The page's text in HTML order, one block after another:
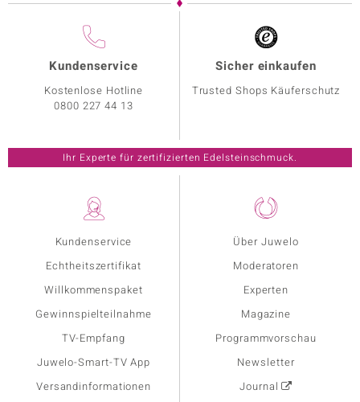
Kundenservice
Echtheitszertifikat
Willkommenspaket
Gewinnspielteilnahme
TV-Empfang
Juwelo-Smart-TV App
Versandinformationen
Über Juwelo
Moderatoren
Experten
Magazine
Programmvorschau
Newsletter
Journal
Kundenservice
Kostenlose Hotline
0800 227 44 13
Sicher einkaufen
Trusted Shops Käuferschutz
Ihr Experte für zertifizierten Edelsteinschmuck.